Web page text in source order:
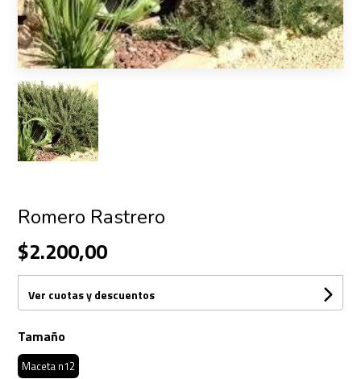
Romero Rastrero
$2.200,00
Ver cuotas y descuentos
Tamaño
Maceta n12